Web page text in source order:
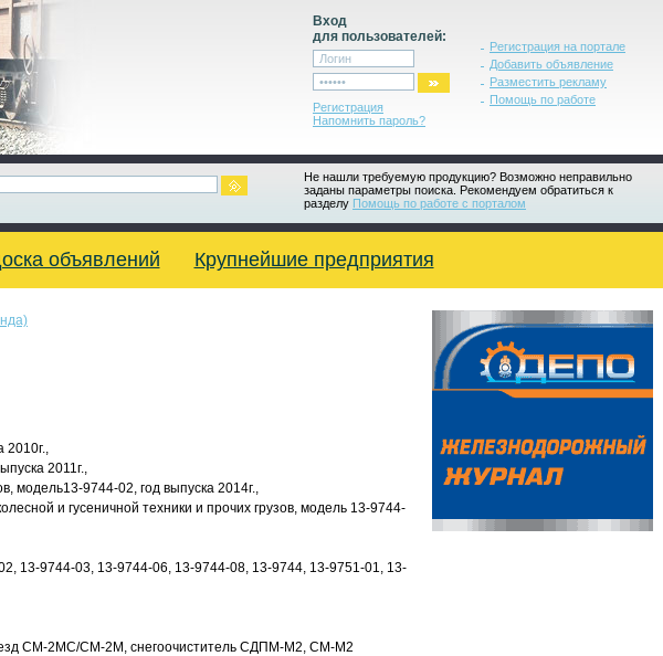
Вход
для пользователей:
Регистрация
Напомнить пароль?
Регистрация на портале
Добавить объявление
Разместить рекламу
Помощь по работе
Не нашли требуемую продукцию? Возможно неправильно
заданы параметры поиска. Рекомендуем обратиться к
разделу Помощь по работе с порталом
объявлений Крупнейшие предприятия
2010г.,
2011г.,
модель13-9744-02, год выпуска 2014г.,
и гусеничной техники и прочих грузов, модель 13-9744-
13-9744-03, 13-9744-06, 13-9744-08, 13-9744, 13-9751-01, 13-
СМ-2МС/СМ-2М, снегоочиститель СДПМ-М2, СМ-М2